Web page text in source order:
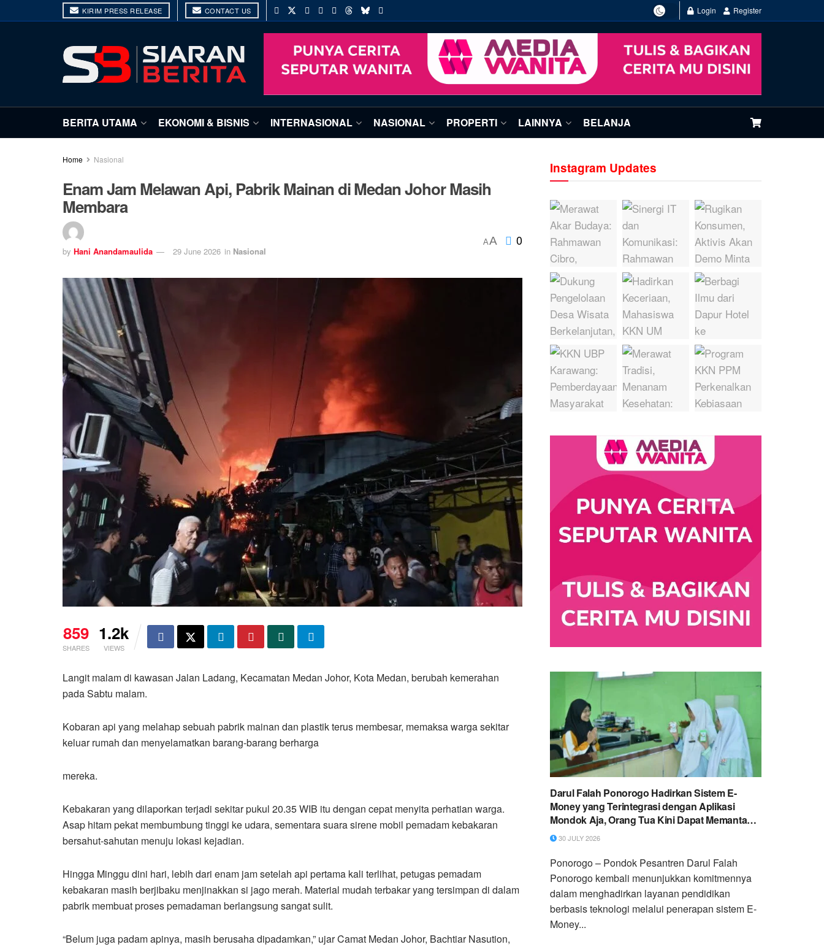
KIRIM PRESS RELEASE CONTACT US Login Register
BERITA UTAMA EKONOMI & BISNIS INTERNASIONAL NASIONAL PROPERTI LAINNYA BELANJA
Home Nasional
Enam Jam Melawan Api, Pabrik Mainan di Medan Johor Masih
Membara
by Hani Anandamaulida 29 June 2026 in Nasional
AA 0
859
SHARES
1.2k
VIEWS
Langit malam di kawasan Jalan Ladang, Kecamatan Medan Johor, Kota Medan, berubah kemerahan
pada Sabtu malam.
Kobaran api yang melahap sebuah pabrik mainan dan plastik terus membesar, memaksa warga sekitar
keluar rumah dan menyelamatkan barang-barang berharga
mereka.
Kebakaran yang dilaporkan terjadi sekitar pukul 20.35 WIB itu dengan cepat menyita perhatian warga.
Asap hitam pekat membumbung tinggi ke udara, sementara suara sirene mobil pemadam kebakaran
bersahut-sahutan menuju lokasi kejadian.
Hingga Minggu dini hari, lebih dari enam jam setelah api pertama kali terlihat, petugas pemadam
kebakaran masih berjibaku menjinakkan si jago merah. Material mudah terbakar yang tersimpan di dalam
pabrik membuat proses pemadaman berlangsung sangat sulit.
“Belum juga padam apinya, masih berusaha dipadamkan,” ujar Camat Medan Johor, Bachtiar Nasution,
Instagram Updates
Darul Falah Ponorogo Hadirkan Sistem E-
Money yang Terintegrasi dengan Aplikasi
Mondok Aja, Orang Tua Kini Dapat Memantau
Transaksi Santri Secara Real-Time
30 JULY 2026
Ponorogo – Pondok Pesantren Darul Falah
Ponorogo kembali menunjukkan komitmennya
dalam menghadirkan layanan pendidikan
berbasis teknologi melalui penerapan sistem E-
Money...